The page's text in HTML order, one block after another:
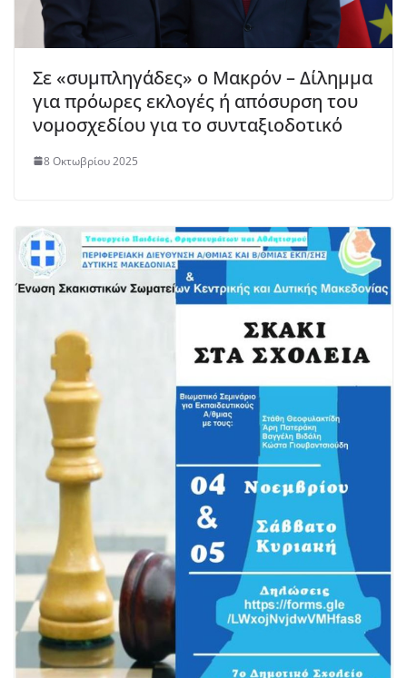
Σε «συμπληγάδες» ο Μακρόν – Δίλημμα
για πρόωρες εκλογές ή απόσυρση του
νομοσχεδίου για το συνταξιοδοτικό
8 Οκτωβρίου 2025